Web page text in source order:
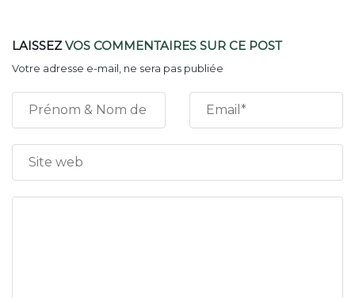
LAISSEZVOS COMMENTAIRES SUR CE POST
Votre adresse e-mail, ne sera pas publiée